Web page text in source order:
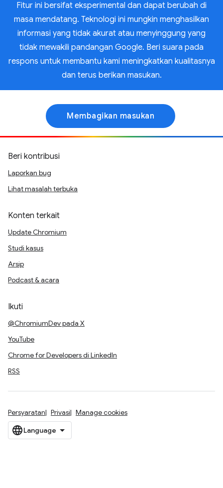
Fitur ini bersifat eksperimental dan dapat berubah di
masa mendatang. Teknologi ini mungkin menghasilkan
informasi yang tidak akurat atau menyinggung yang
tidak mewakili pandangan Google. Beri suara pada
respons untuk membantu kami meningkatkan kualitasnya
dan terus berikan masukan.
Membagikan masukan
Beri kontribusi
Laporkan bug
Lihat masalah terbuka
Konten terkait
Update Chromium
Studi kasus
Arsip
Podcast & acara
Ikuti
@ChromiumDev pada X
YouTube
Chrome for Developers di LinkedIn
RSS
Persyaratan Privasi Manage cookies